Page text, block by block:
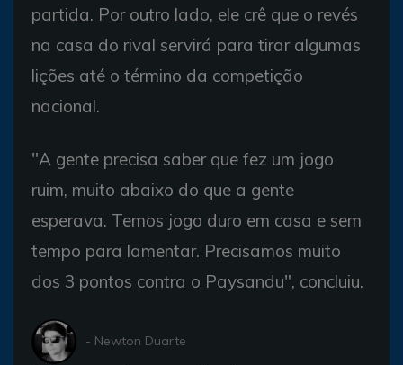
partida. Por outro lado, ele crê que o revés
na casa do rival servirá para tirar algumas
lições até o término da competição
nacional.
"A gente precisa saber que fez um jogo
ruim, muito abaixo do que a gente
esperava. Temos jogo duro em casa e sem
tempo para lamentar. Precisamos muito
dos 3 pontos contra o Paysandu", concluiu.
- Newton Duarte